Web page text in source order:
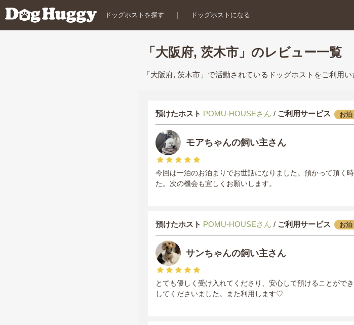
ドッグホストを探す ドッグホストになる
「大阪府, 茨木市」のレビュー一覧
「大阪府, 茨木市」で活動されているドッグホストをご利用
預けたホスト POMU-HOUSEさん / ご利用サービス お泊
モアちゃんの飼い主さん
今回は一泊のお泊まりでお世話になりました。預かって頂く
た。次の機会も宜しくお願いします。
預けたホスト POMU-HOUSEさん / ご利用サービス お泊
サンちゃんの飼い主さん
とても優しく受け入れてくださり、安心して預けることがで
してくださいました。また利用します♡